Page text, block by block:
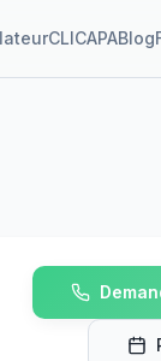
CLICAPABlog